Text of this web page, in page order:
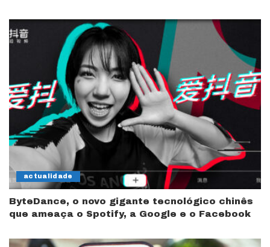
actualidade
ByteDance, o novo gigante tecnológico chinês
que ameaça o Spotify, a Google e o Facebook